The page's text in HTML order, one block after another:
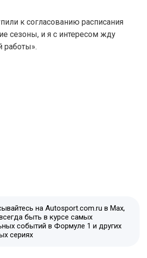
к согласованию расписания
сезоны, и я с интересом жду
работы».
на Autosport.com.ru в Max,
быть в курсе самых
событий в Формуле 1 и других
сериях